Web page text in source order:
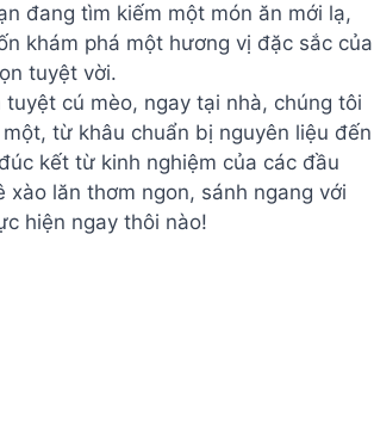
đang tìm kiếm một món ăn mới lạ,
khám phá một hương vị đặc sắc của
tuyệt vời.
cú mèo, ngay tại nhà, chúng tôi
từ khâu chuẩn bị nguyên liệu đến
kết từ kinh nghiệm của các đầu
lăn thơm ngon, sánh ngang với
hiện ngay thôi nào!